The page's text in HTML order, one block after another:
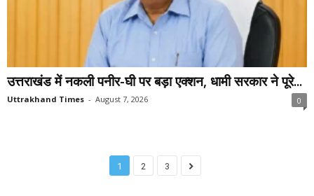
उत्तराखंड में नकली पनीर-घी पर बड़ा एक्शन, धामी सरकार ने पूरे...
Uttrakhand Times - August 7, 2026 0
1 2 3